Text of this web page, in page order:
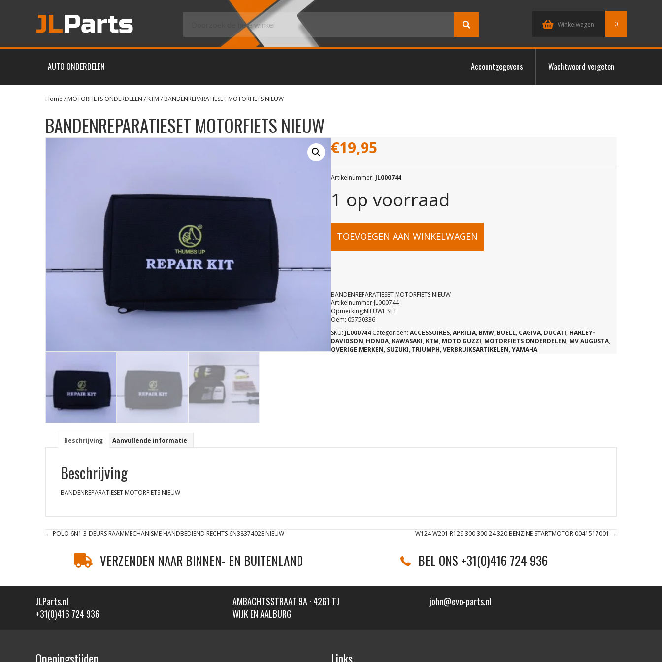
Winkelwagen 0
AUTO ONDERDELEN Accountgegevens Wachtwoord vergeten
Home / MOTORFIETS ONDERDELEN / KTM / BANDENREPARATIESET MOTORFIETS NIEUW
BANDENREPARATIESET MOTORFIETS NIEUW
€19,95
Artikelnummer: JL000744
1 op voorraad
BANDENREPARATIESET
NIEUW
aantal
TOEVOEGEN AAN WINKELWAGEN
BANDENREPARATIESET MOTORFIETS NIEUW
Artikelnummer:JL000744
Opmerking:NIEUWE SET
Oem: 05750336
SKU: JL000744 Categorieën: ACCESSOIRES, APRILIA, BMW, BUELL, CAGIVA, DUCATI, HARLEY-
DAVIDSON, HONDA, KAWASAKI, KTM, MOTO GUZZI, MOTORFIETS ONDERDELEN, MV AUGUSTA,
OVERIGE MERKEN, SUZUKI, TRIUMPH, VERBRUIKSARTIKELEN, YAMAHA
Beschrijving Aanvullende informatie
Beschrijving
BANDENREPARATIESET MOTORFIETS NIEUW
Posts
navigation
← POLO 6N1 3-DEURS RAAMMECHANISME HANDBEDIEND RECHTS 6N3837402E NIEUW W124 W201 R129 300 300.24 320 BENZINE STARTMOTOR 0041517001 →
VERZENDEN NAAR BINNEN- EN BUITENLAND BEL ONS +31(0)416 724 936
JLParts.nl
+31(0)416 724 936
AMBACHTSSTRAAT 9A · 4261 TJ
WIJK EN AALBURG
john@evo-parts.nl
Openingstijden Links